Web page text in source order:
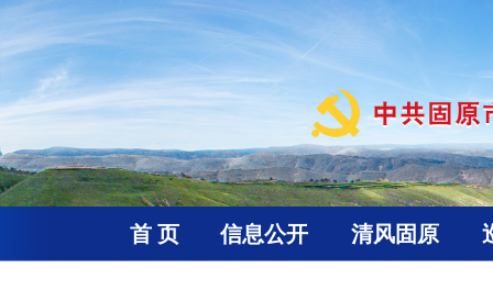
首 页 信息公开 清风固原